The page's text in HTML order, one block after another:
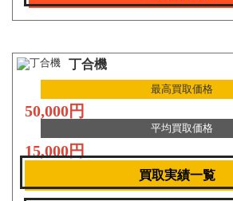
丁合機
最高買取価格
50,000円
平均買取価格
15,000円
買取実績一覧